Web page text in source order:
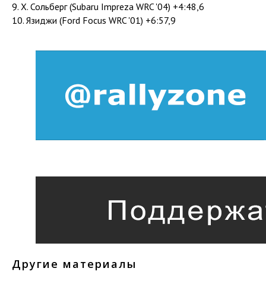
9. Х. Сольберг (Subaru Impreza WRC '04) +4:48,6
10. Язиджи (Ford Focus WRC '01) +6:57,9
Другие материалы